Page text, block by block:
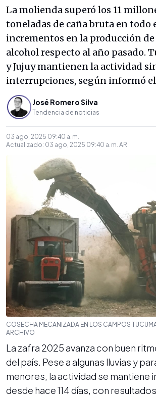
La molienda superó los 11
toneladas de caña bruta en todo
incrementos en la producción de
alcohol respecto al año pasado.
y Jujuy mantienen la actividad
interrupciones, según informó el
José Romero Silva
Tendencia de noticias
03 ago, 2025 09:40 a. m.
Actualizado: 03 ago, 2025 09:40 a. m. AR
COSECHA MECANIZADA EN LOS CAMPOS
ARCHIVO
La zafra 2025 avanza con buen
del país. Pese a algunas lluvias y
menores, la actividad se mantiene
desde hace 114 días, con